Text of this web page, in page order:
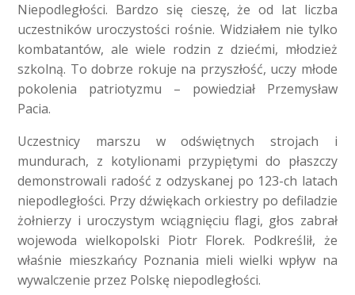
Niepodległości. Bardzo się cieszę, że od lat liczba
uczestników uroczystości rośnie. Widziałem nie tylko
kombatantów, ale wiele rodzin z dziećmi, młodzież
szkolną. To dobrze rokuje na przyszłość, uczy młode
pokolenia patriotyzmu – powiedział Przemysław
Pacia.
Uczestnicy marszu w odświętnych strojach i
mundurach, z kotylionami przypiętymi do płaszczy
demonstrowali radość z odzyskanej po 123-ch latach
niepodległości. Przy dźwiękach orkiestry po defiladzie
żołnierzy i uroczystym wciągnięciu flagi, głos zabrał
wojewoda wielkopolski Piotr Florek. Podkreślił, że
właśnie mieszkańcy Poznania mieli wielki wpływ na
wywalczenie przez Polskę niepodległości.